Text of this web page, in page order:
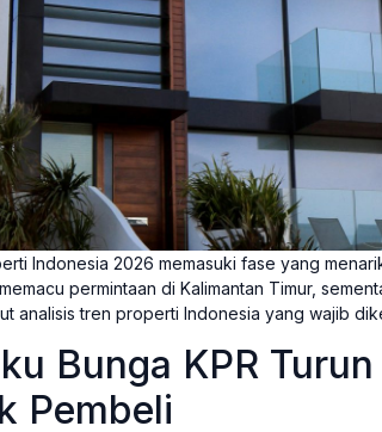
Indonesia 2026 memasuki fase yang
permintaan di Kalimantan Timur,
analisis tren properti Indonesia yang wajib
Bunga KPR
Pembeli